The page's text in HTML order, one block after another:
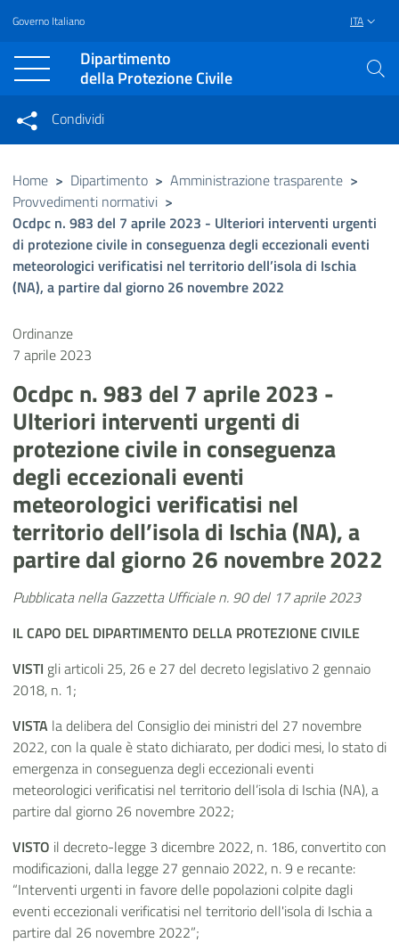
Vai al contenuto principale
Raggiungi il piè di pagina
Governo Italiano ITA
Dipartimento
della Protezione Civile
Condividi su Facebook
Condividi su Twitter
Condividi su LinkedIn
Condividi
Condividi sui social network
Home > Dipartimento > Amministrazione trasparente >
Provvedimenti normativi >
Ocdpc n. 983 del 7 aprile 2023 - Ulteriori interventi urgenti
di protezione civile in conseguenza degli eccezionali eventi
meteorologici verificatisi nel territorio dell’isola di Ischia
(NA), a partire dal giorno 26 novembre 2022
Ordinanze
7 aprile 2023
Ocdpc n. 983 del 7 aprile 2023 -
Ulteriori interventi urgenti di
protezione civile in conseguenza
degli eccezionali eventi
meteorologici verificatisi nel
territorio dell’isola di Ischia (NA), a
partire dal giorno 26 novembre 2022
Pubblicata nella Gazzetta Ufficiale n. 90 del 17 aprile 2023
IL CAPO DEL DIPARTIMENTO DELLA PROTEZIONE CIVILE
VISTI gli articoli 25, 26 e 27 del decreto legislativo 2 gennaio
2018, n. 1;
VISTA la delibera del Consiglio dei ministri del 27 novembre
2022, con la quale è stato dichiarato, per dodici mesi, lo stato di
emergenza in conseguenza degli eccezionali eventi
meteorologici verificatisi nel territorio dell’isola di Ischia (NA), a
partire dal giorno 26 novembre 2022;
VISTO il decreto-legge 3 dicembre 2022, n. 186, convertito con
modificazioni, dalla legge 27 gennaio 2022, n. 9 e recante:
“Interventi urgenti in favore delle popolazioni colpite dagli
eventi eccezionali verificatisi nel territorio dell'isola di Ischia a
partire dal 26 novembre 2022”;